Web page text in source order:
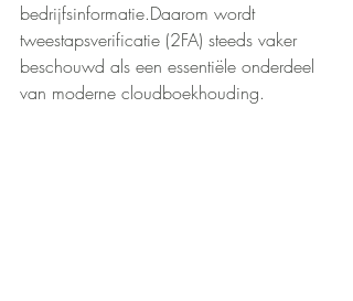
bedrijfsinformatie.Daarom wordt
tweestapsverificatie (2FA) steeds vaker
beschouwd als een essentiële onderdeel
van moderne cloudboekhouding.